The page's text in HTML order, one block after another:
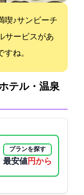
喫♪サンビーチ
サービスがあ
ね。
テル・温泉
プランを探す
最安値6050円から